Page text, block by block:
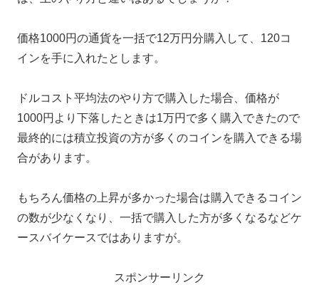
価格1000円の通貨を一括で12万円分購入して、120コ
インを手に入れたとします。
ドルコスト平均法のやり方で購入した場合、価格が
1000円より下落したときは1万円で多く購入できたので
最終的には積立投資の方が多くのコインを購入できる場
合があります。
もちろん価格の上昇が多かった場合は購入できるコイン
の数が少なくなり、一括で購入した方が多くなるなどケ
ースバイケースではありますが。
スポンサーリンク